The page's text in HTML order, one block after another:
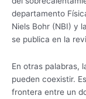
departamento
Niels Bohr (NBI) y
se publica en la
En otras palabras,
pueden coexistir.
frontera entre un